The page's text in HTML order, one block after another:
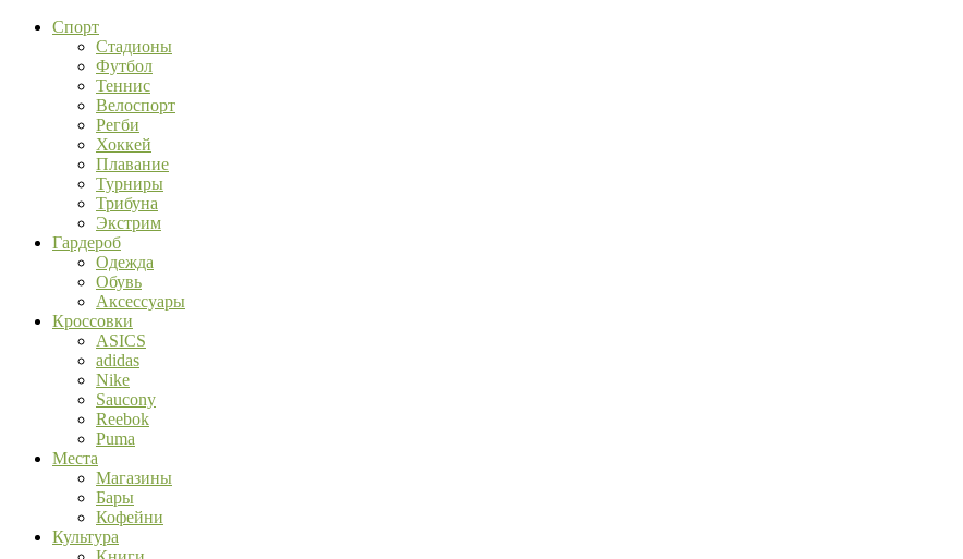
Спорт
Стадионы
Футбол
Теннис
Велоспорт
Регби
Хоккей
Плавание
Турниры
Трибуна
Экстрим
Гардероб
Одежда
Обувь
Аксессуары
Кроссовки
ASICS
adidas
Nike
Saucony
Reebok
Puma
Места
Магазины
Бары
Кофейни
Культура